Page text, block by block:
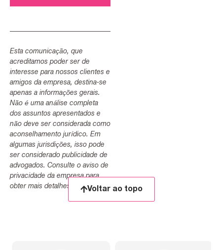
Esta comunicação, que
acreditamos poder ser de
interesse para nossos clientes e
amigos da empresa, destina-se
apenas a informações gerais.
Não é uma análise completa
dos assuntos apresentados e
não deve ser considerada como
aconselhamento jurídico. Em
algumas jurisdições, isso pode
ser considerado publicidade de
advogados. Consulte o aviso de
privacidade da empresa para
obter mais detalhes.
Voltar ao topo